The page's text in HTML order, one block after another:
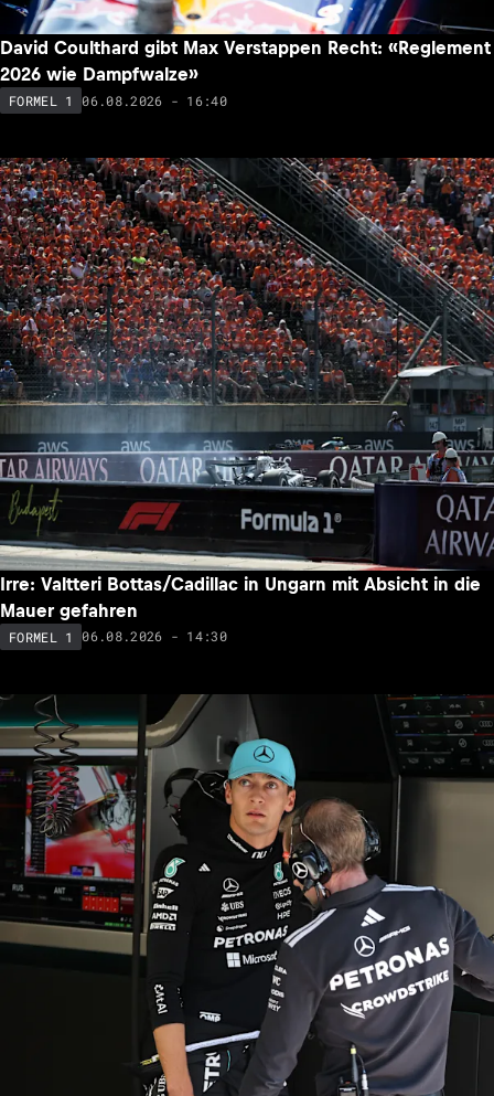
David Coulthard gibt Max Verstappen Recht: «Reglement
2026 wie Dampfwalze»
FORMEL 1 06.08.2026 - 16:40
Irre: Valtteri Bottas/Cadillac in Ungarn mit Absicht in die
Mauer gefahren
FORMEL 1 06.08.2026 - 14:30